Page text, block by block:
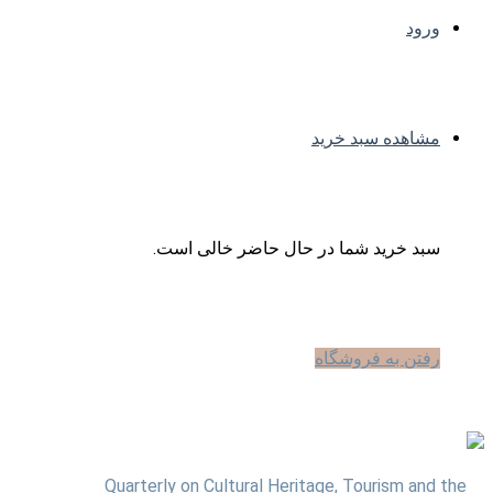
ورود
مشاهده سبد خرید
سبد خرید شما در حال حاضر خالی است.
رفتن به فروشگاه